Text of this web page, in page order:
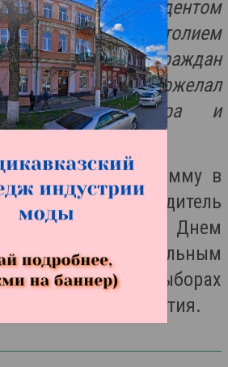
с Президентом
Осетия Анатолием
его и граждан
Днем Победы, пожелал
народу мира и
направил телеграмму в
Руководитель
его с Днем
с убедительным
состоявшихся выборах
Южная Осетия.